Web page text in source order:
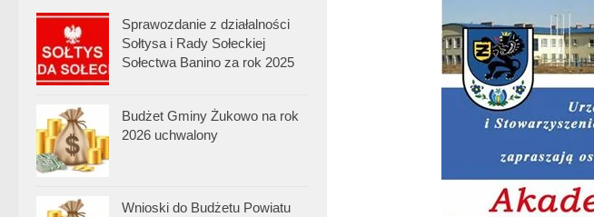
Sprawozdanie z działalności
Sołtysa i Rady Sołeckiej
Sołectwa Banino za rok 2025
Budżet Gminy Żukowo na rok
2026 uchwalony
Wnioski do Budżetu Powiatu